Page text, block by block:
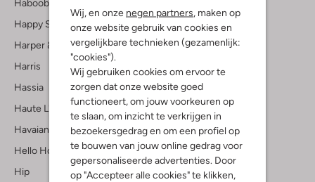
Wij, en onze negen partners, maken op
onze website gebruik van cookies en
vergelijkbare technieken (gezamenlijk:
"cookies").
Wij gebruiken cookies om ervoor te
zorgen dat onze website goed
functioneert, om jouw voorkeuren op
te slaan, om inzicht te verkrijgen in
bezoekersgedrag en om een profiel op
te bouwen van jouw online gedrag voor
gepersonaliseerde advertenties. Door
op "Accepteer alle cookies" te klikken,
Haboob
Happy Socks
Harper & Yve
Harris
Hassia
Haute L'amitié
Havaianas
Hello Hossy
Hip